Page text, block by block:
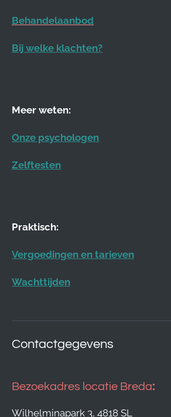
Behandelaanbod
Bij welke klachten?
Meer weten:
Onze psychologen
Zelftesten
Praktisch:
Vergoedingen en tarieven
Wachttijden
Contactgegevens
Bezoekadres locatie Breda:
Wilhelminapark 3, 4818 SL